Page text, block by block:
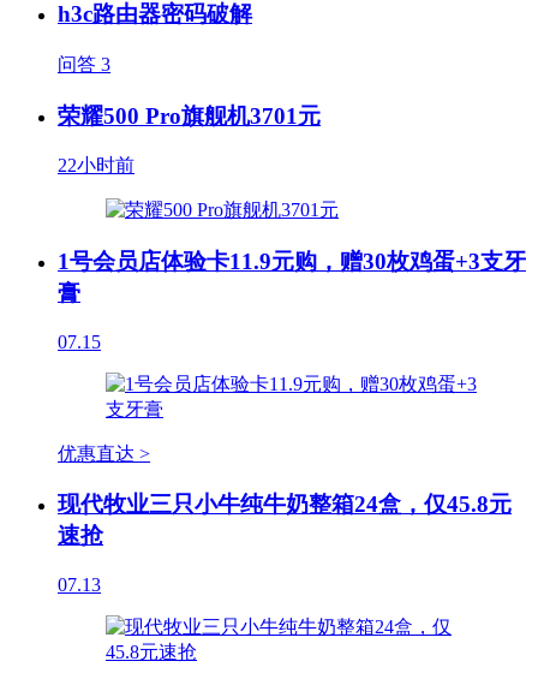
h3c路由器密码破解
问答 3
荣耀500 Pro旗舰机3701元
22小时前
1号会员店体验卡11.9元购，赠30枚鸡蛋+3支牙
膏
07.15
优惠直达 >
现代牧业三只小牛纯牛奶整箱24盒，仅45.8元
速抢
07.13